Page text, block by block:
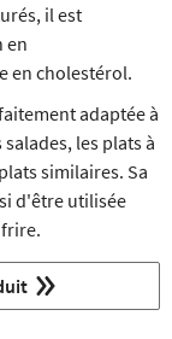
il est
en
en cholestérol.
adaptée à
les plats à
similaires. Sa
d'être utilisée